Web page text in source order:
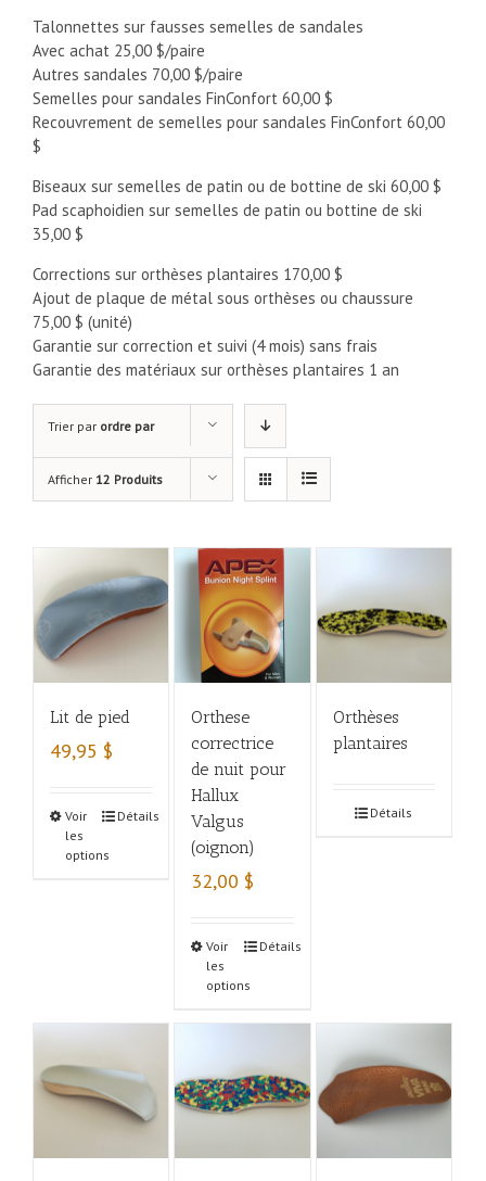
Talonnettes sur fausses semelles de sandales
Avec achat 25,00 $/paire
Autres sandales 70,00 $/paire
Semelles pour sandales FinConfort 60,00 $
Recouvrement de semelles pour sandales FinConfort 60,00
$
Biseaux sur semelles de patin ou de bottine de ski 60,00 $
Pad scaphoidien sur semelles de patin ou bottine de ski
35,00 $
Corrections sur orthèses plantaires 170,00 $
Ajout de plaque de métal sous orthèses ou chaussure
75,00 $ (unité)
Garantie sur correction et suivi (4 mois) sans frais
Garantie des matériaux sur orthèses plantaires 1 an
Trier par ordre par
Afficher 12 Produits
Lit de pied
49,95 $
Voir
les
options
Détails
Orthese
correctrice
de nuit pour
Hallux
Valgus
(oignon)
32,00 $
Voir
les
options
Détails
Orthèses
plantaires
Détails